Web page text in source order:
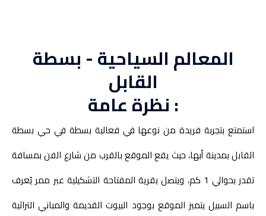
المعالم السياحية - بسطة
القابل
نظرة عامة :
استمتع بتجربة فريدة من نوعها في فعالية بسطة في حي بسطة
القابل بمدينة أبها، حيث يقع الموقع بالقرب من شارع الفن بمسافة
تقدر بحوالي 1 كم، ويتصل بقرية المفتاحة التشكيلية عبر ممر يُعرف
باسم السبيل يتميز الموقع بوجود البيوت القديمة والمباني التراثية